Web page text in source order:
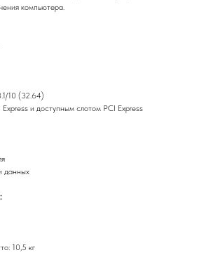
компьютера.
10 (32.64)
и доступным слотом PCI Express
данных
10,5 кг